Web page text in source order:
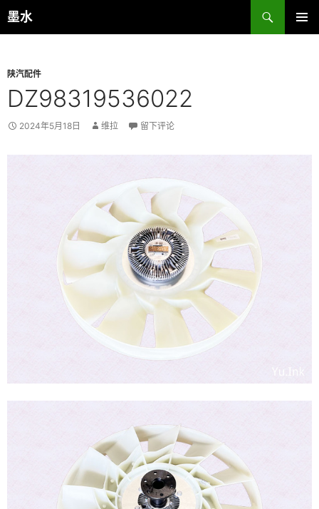
跳
至
墨水
搜
索
陕汽配件
DZ98319536022
2024年5月18日 维拉 留下评论